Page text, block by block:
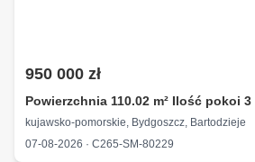
950 000 zł
Powierzchnia 110.02 m² Ilość pokoi 3
kujawsko-pomorskie, Bydgoszcz, Bartodzieje
07-08-2026 · C265-SM-80229